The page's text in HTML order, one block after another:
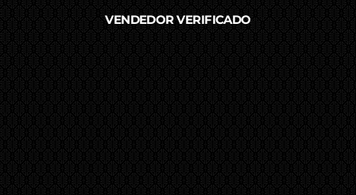
VENDEDOR VERIFICADO